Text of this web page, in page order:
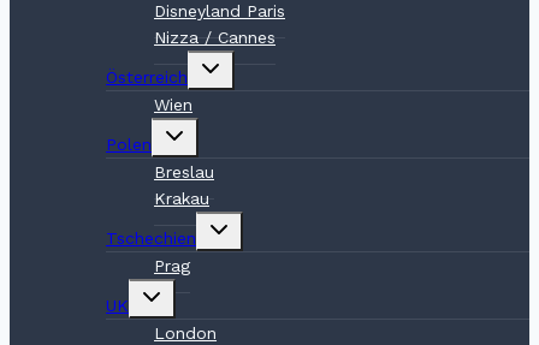
Disneyland Paris
Nizza / Cannes
Österreich
Untermenü
Wien
Polen
Untermenü
Breslau
Krakau
Tschechien
Untermenü
Prag
UK
Untermenü
London